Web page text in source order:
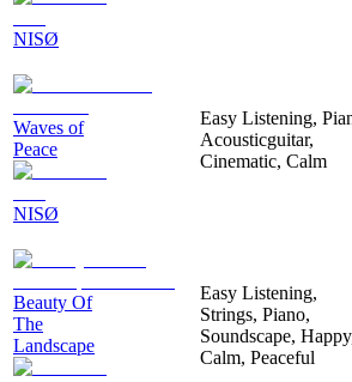
NISØ
Waves of
Peace
NISØ
Easy Listening,
Acousticguitar,
Cinematic, Calm
Beauty Of
The
Landscape
Easy Listening,
Strings, Piano,
Soundscape,
Calm, Peaceful